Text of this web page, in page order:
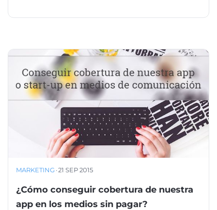
MARKETING ·21 SEP 2015
¿Cómo conseguir cobertura de nuestra
app en los medios sin pagar?